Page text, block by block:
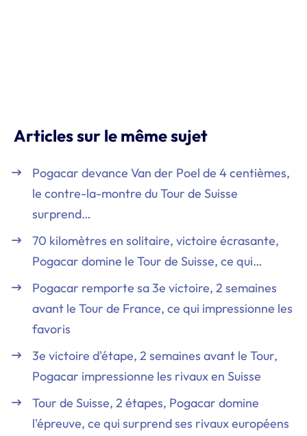
Articles sur le même sujet
Pogacar devance Van der Poel de 4 centièmes,
le contre-la-montre du Tour de Suisse
surprend…
70 kilomètres en solitaire, victoire écrasante,
Pogacar domine le Tour de Suisse, ce qui…
Pogacar remporte sa 3e victoire, 2 semaines
avant le Tour de France, ce qui impressionne les
favoris
3e victoire d'étape, 2 semaines avant le Tour,
Pogacar impressionne les rivaux en Suisse
Tour de Suisse, 2 étapes, Pogacar domine
l'épreuve, ce qui surprend ses rivaux européens